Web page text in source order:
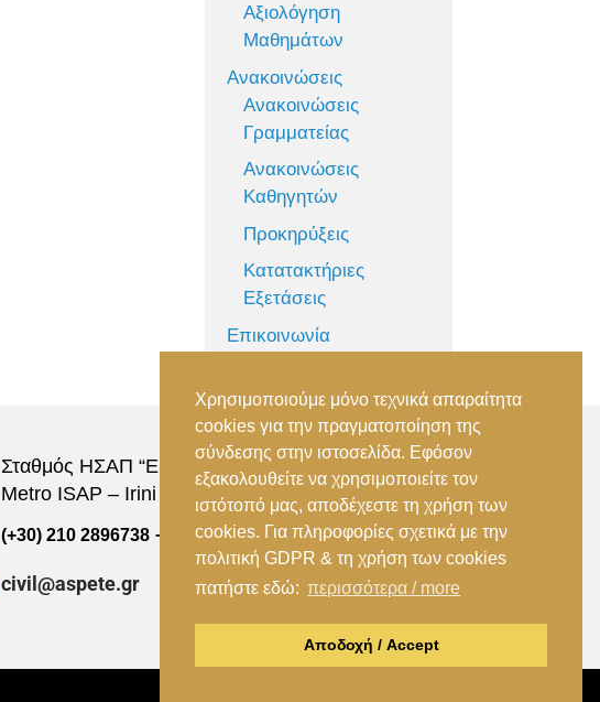
Αξιολόγηση
Μαθημάτων
Ανακοινώσεις
Ανακοινώσεις
Γραμματείας
Ανακοινώσεις
Καθηγητών
Προκηρύξεις
Κατατακτήριες
Εξετάσεις
Επικοινωνία
Σταθμός ΗΣΑΠ “Ειρήνη”, 151 22, Αμαρούσιο Αττικής –
Metro ISAP – Irini Station, 15122, Marousi Attica
(+30) 210 2896738 – (+30) 210 2896739
civil@aspete.gr
Χρησιμοποιούμε μόνο τεχνικά απαραίτητα
cookies για την πραγματοποίηση της
σύνδεσης στην ιστοσελίδα. Εφόσον
εξακολουθείτε να χρησιμοποιείτε τον
ιστότοπό μας, αποδέχεστε τη χρήση των
cookies. Για πληροφορίες σχετικά με την
πολιτική GDPR & τη χρήση των cookies
πατήστε εδώ: περισσότερα / more
Αποδοχή / Accept